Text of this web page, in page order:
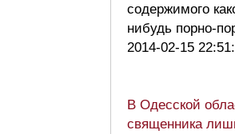
содержимого
нибудь порно-
2014-02-15
В Одесской
священника